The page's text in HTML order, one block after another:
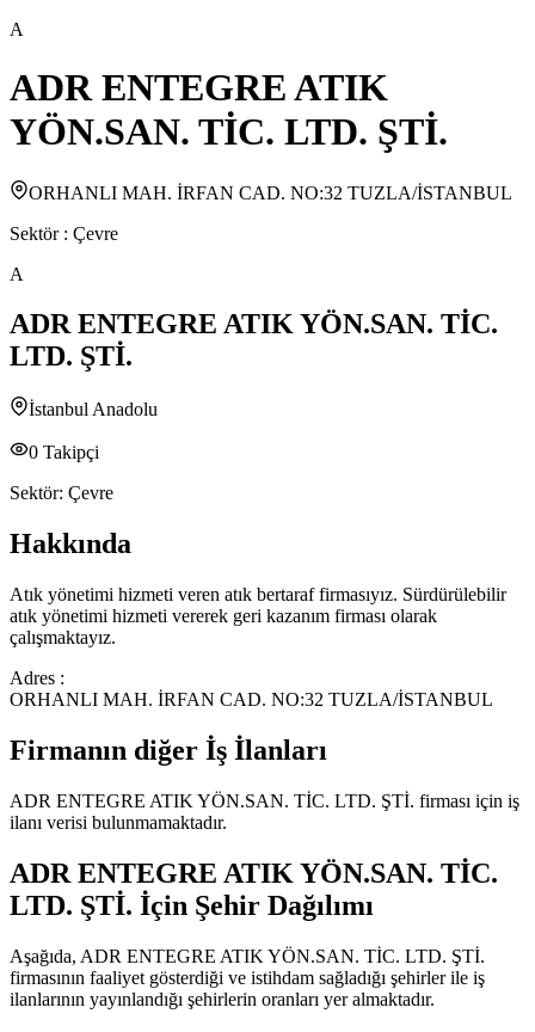
A
ADR ENTEGRE ATIK
YÖN.SAN. TİC. LTD. ŞTİ.
ORHANLI MAH. İRFAN CAD. NO:32 TUZLA/İSTANBUL
Sektör : Çevre
A
ADR ENTEGRE ATIK YÖN.SAN. TİC.
LTD. ŞTİ.
İstanbul Anadolu
0 Takipçi
Sektör: Çevre
Hakkında
Atık yönetimi hizmeti veren atık bertaraf firmasıyız. Sürdürülebilir
atık yönetimi hizmeti vererek geri kazanım firması olarak
çalışmaktayız.
Adres :
ORHANLI MAH. İRFAN CAD. NO:32 TUZLA/İSTANBUL
Firmanın diğer İş İlanları
ADR ENTEGRE ATIK YÖN.SAN. TİC. LTD. ŞTİ. firması için iş
ilanı verisi bulunmamaktadır.
ADR ENTEGRE ATIK YÖN.SAN. TİC.
LTD. ŞTİ. İçin Şehir Dağılımı
Aşağıda, ADR ENTEGRE ATIK YÖN.SAN. TİC. LTD. ŞTİ.
firmasının faaliyet gösterdiği ve istihdam sağladığı şehirler ile iş
ilanlarının yayınlandığı şehirlerin oranları yer almaktadır.